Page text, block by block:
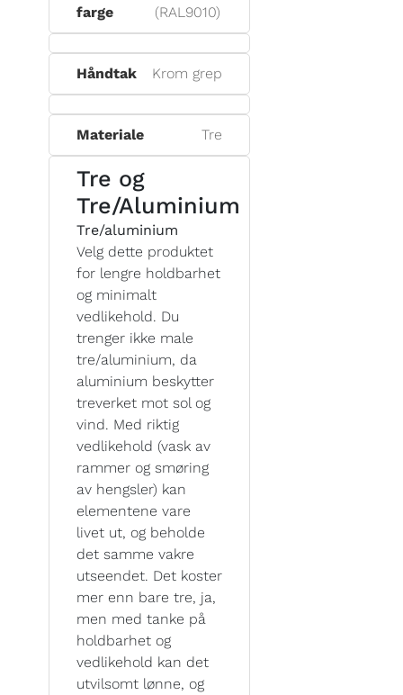
farge
(RAL9010)
Håndtak Krom grep
Materiale Tre
Tre og
Tre/Aluminium
Tre/aluminium
Velg dette produktet
for lengre holdbarhet
og minimalt
vedlikehold. Du
trenger ikke male
tre/aluminium, da
aluminium beskytter
treverket mot sol og
vind. Med riktig
vedlikehold (vask av
rammer og smøring
av hengsler) kan
elementene vare
livet ut, og beholde
det samme vakre
utseendet. Det koster
mer enn bare tre, ja,
men med tanke på
holdbarhet og
vedlikehold kan det
utvilsomt lønne, og